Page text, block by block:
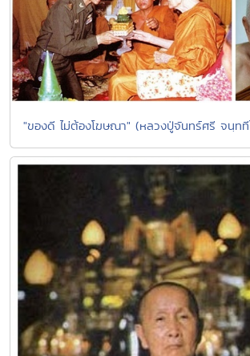
"ของดี ไม่ต้องโฆษณา" (หลวงปู่จันทร์ศรี จนฺทที